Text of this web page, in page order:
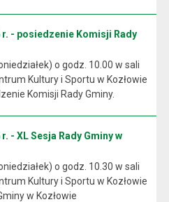
- posiedzenie Komisji Rady
o godz. 10.00 w sali
Kultury i Sportu w Kozłowie
Komisji Rady Gminy.
- XL Sesja Rady Gminy w
o godz. 10.30 w sali
Kultury i Sportu w Kozłowie
w Kozłowie